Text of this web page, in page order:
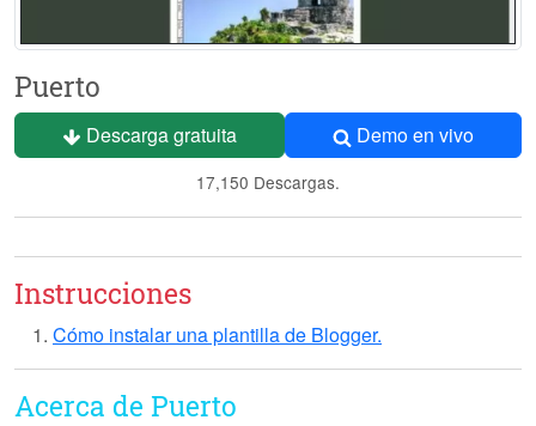
Puerto
Descarga gratuita Demo en vivo
17,150 Descargas.
Instrucciones
Cómo instalar una plantilla de Blogger.
Acerca de Puerto